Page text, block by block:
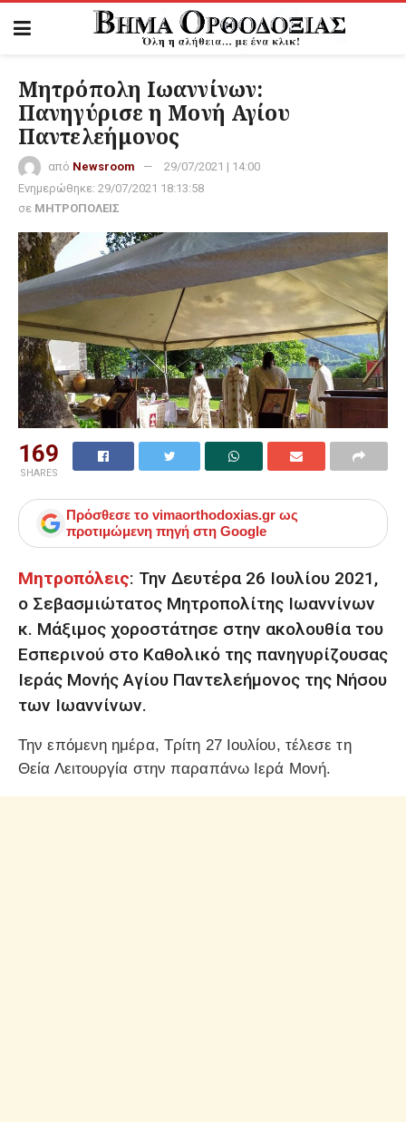
Μητρόπολη Ιωαννίνων:
Πανηγύρισε η Μονή Αγίου
Παντελεήμονος
από Newsroom
29/07/2021 | 14:00
Ενημερώθηκε: 29/07/2021 18:13:58
σε ΜΗΤΡΟΠΟΛΕΙΣ
169
SHARES
Πρόσθεσε το vimaorthodoxias.gr ως
προτιμώμενη πηγή στη Google
Μητροπόλεις: Την Δευτέρα 26 Ιουλίου 2021,
ο Σεβασμιώτατος Μητροπολίτης Ιωαννίνων
κ. Μάξιμος χοροστάτησε στην ακολουθία του
Εσπερινού στο Καθολικό της πανηγυρίζουσας
Ιεράς Μονής Αγίου Παντελεήμονος της Νήσου
των Ιωαννίνων.
Την επόμενη ημέρα, Τρίτη 27 Ιουλίου, τέλεσε τη
Θεία Λειτουργία στην παραπάνω Ιερά Μονή.